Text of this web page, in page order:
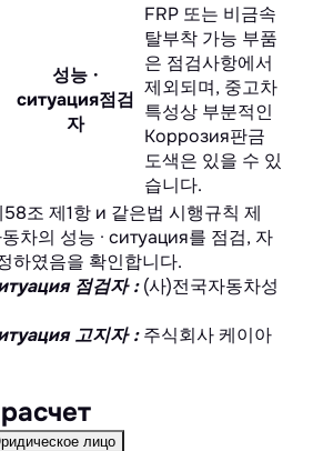
성능 ·
ситуация점검
자
FRP 또는 비금속
탈부착 가능 부품
은 점검사항에서
제외되며, 중고차
특성상 부분적인
Коррозия판금
도색은 있을 수 있
습니다.
58조 제1항 и 같은법 시행규칙 제
차의 성능 · ситуация를 점검, 자
하였음을 확인합니다.
점검자 : (사)전국자동차성
고지자 : 주식회사 케이아
лицо